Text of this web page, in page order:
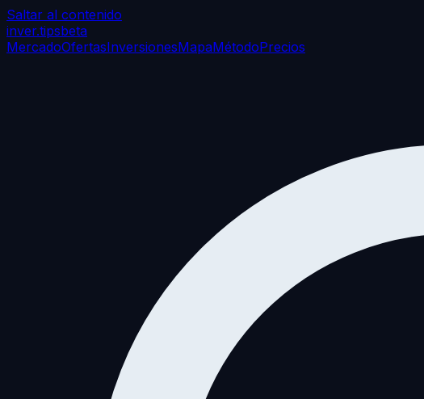
Saltar al contenido
inver.tipsbeta
MercadoOfertasInversionesMapaMétodoPrecios